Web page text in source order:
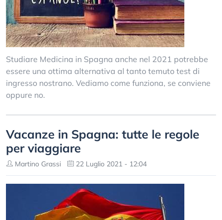
Studiare Medicina in Spagna anche nel 2021 potrebbe
essere una ottima alternativa al tanto temuto test di
ingresso nostrano. Vediamo come funziona, se conviene
oppure no.
Vacanze in Spagna: tutte le regole
per viaggiare
Martino Grassi 22 Luglio 2021 - 12:04